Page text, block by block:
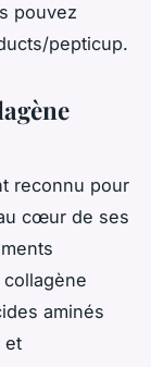
pouvez
pepticup.
reconnu pour
cœur de ses
aminés
et